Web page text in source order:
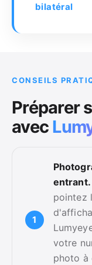
bilatéral
CONSEILS
Préparer
avec
entrant.
pointez
votre
photo à